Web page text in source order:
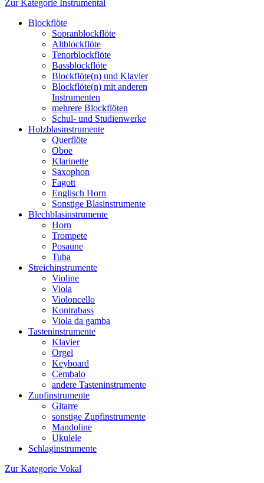
Zur Kategorie Instrumental
Blockflöte
Sopranblockflöte
Altblockflöte
Tenorblockflöte
Bassblockflöte
Blockflöte(n) und Klavier
Blockflöte(n) mit anderen
Instrumenten
mehrere Blockflöten
Schul- und Studienwerke
Holzblasinstrumente
Querflöte
Oboe
Klarinette
Saxophon
Fagott
Englisch Horn
Sonstige Blasinstrumente
Blechblasinstrumente
Horn
Trompete
Posaune
Tuba
Streichinstrumente
Violine
Viola
Violoncello
Kontrabass
Viola da gamba
Tasteninstrumente
Klavier
Orgel
Keyboard
Cembalo
andere Tasteninstrumente
Zupfinstrumente
Gitarre
sonstige Zupfinstrumente
Mandoline
Ukulele
Schlaginstrumente
Zur Kategorie Vokal